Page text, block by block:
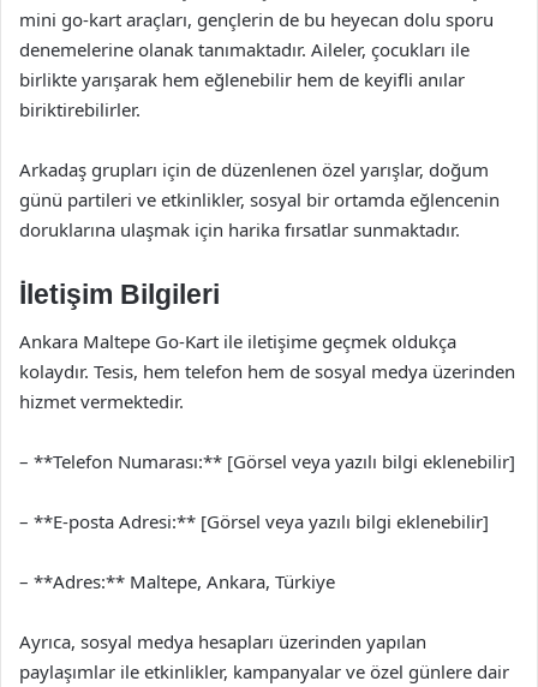
mini go-kart araçları, gençlerin de bu heyecan dolu sporu
denemelerine olanak tanımaktadır. Aileler, çocukları ile
birlikte yarışarak hem eğlenebilir hem de keyifli anılar
biriktirebilirler.
Arkadaş grupları için de düzenlenen özel yarışlar, doğum
günü partileri ve etkinlikler, sosyal bir ortamda eğlencenin
doruklarına ulaşmak için harika fırsatlar sunmaktadır.
İletişim Bilgileri
Ankara Maltepe Go-Kart ile iletişime geçmek oldukça
kolaydır. Tesis, hem telefon hem de sosyal medya üzerinden
hizmet vermektedir.
– **Telefon Numarası:** [Görsel veya yazılı bilgi eklenebilir]
– **E-posta Adresi:** [Görsel veya yazılı bilgi eklenebilir]
– **Adres:** Maltepe, Ankara, Türkiye
Ayrıca, sosyal medya hesapları üzerinden yapılan
paylaşımlar ile etkinlikler, kampanyalar ve özel günlere dair